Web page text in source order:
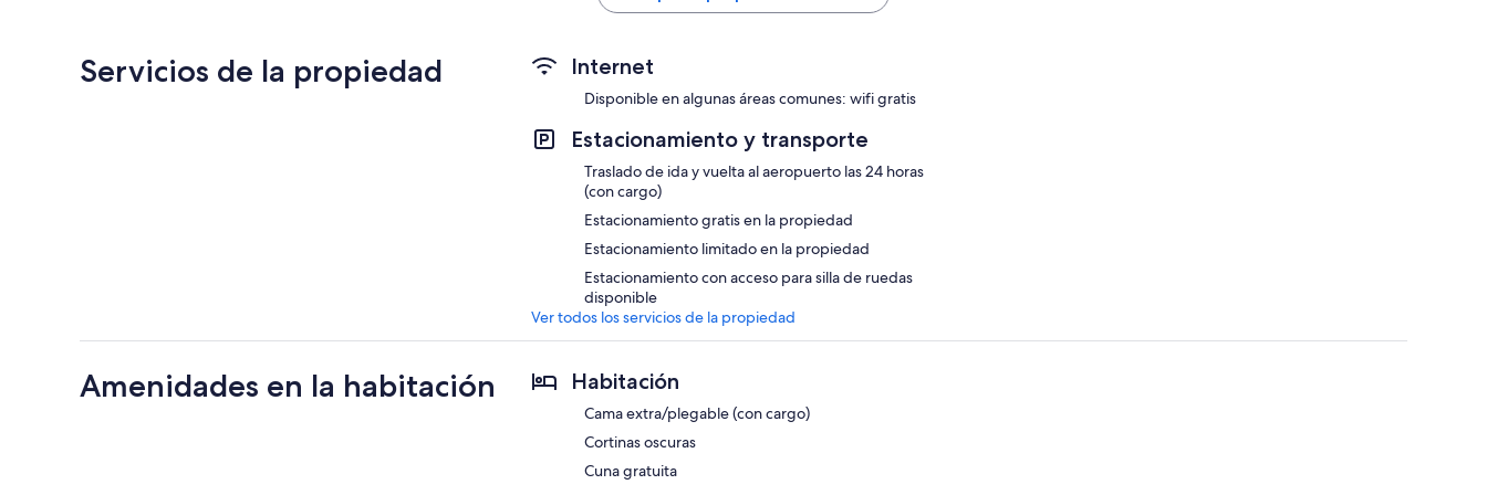
Servicios de la propiedad Internet
Disponible en algunas áreas comunes: wifi gratis
Estacionamiento y transporte
Traslado de ida y vuelta al aeropuerto las 24 horas
(con cargo)
Estacionamiento gratis en la propiedad
Estacionamiento limitado en la propiedad
Estacionamiento con acceso para silla de ruedas
disponible
Ver todos los servicios de la propiedad
Amenidades en la habitación Habitación
Cama extra/plegable (con cargo)
Cortinas oscuras
Cuna gratuita